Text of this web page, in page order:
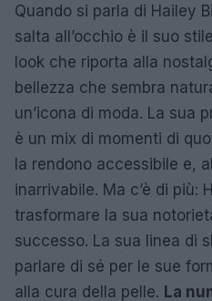
Quando si parla di Hailey
salta all’occhio è il suo
look che riporta alla
bellezza che sembra
un’icona di moda. La sua
è un mix di momenti di
la rendono accessibile e,
inarrivabile. Ma c’è di più:
trasformare la sua
successo. La sua linea di
parlare di sé per le sue
alla cura della pelle. La